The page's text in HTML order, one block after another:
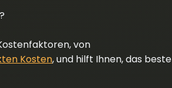
von
Kosten, und hilft Ihnen, das beste